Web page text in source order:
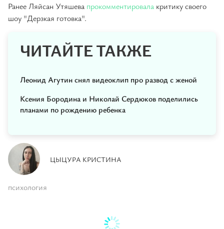
Ранее Ляйсан Утяшева прокомментировала критику своего
шоу "Дерзкая готовка".
ЧИТАЙТЕ ТАКЖЕ
Леонид Агутин снял видеоклип про развод с женой
Ксения Бородина и Николай Сердюков поделились
планами по рождению ребенка
ЦЫЦУРА КРИСТИНА
психология